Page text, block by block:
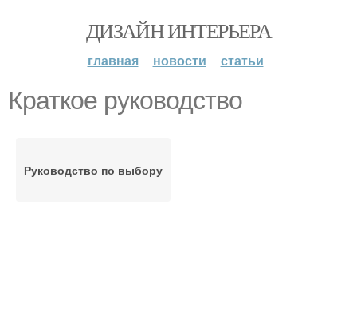
ДИЗАЙН ИНТЕРЬЕРА
главная новости статьи
Краткое руководство
Руководство по выбору